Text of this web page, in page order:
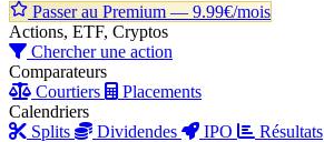
Passer au Premium — 9.99€/mois
Actions, ETF, Cryptos
Chercher une action
Comparateurs
Courtiers
Placements
Calendriers
Splits
Dividendes IPO
Résultats